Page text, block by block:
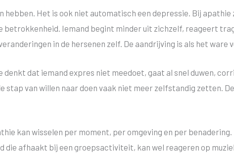
hebben. Het is ook niet automatisch een depressie. Bij apathie
Iemand begint minder uit zichzelf, reageert
in de hersenen zelf. De aandrijving is als het ware
denkt dat iemand expres niet meedoet, gaat al snel duwen,
stap van willen naar doen vaak niet meer zelfstandig zetten.
kan wisselen per moment, per omgeving en per
die afhaakt bij een groepsactiviteit, kan wel reageren op